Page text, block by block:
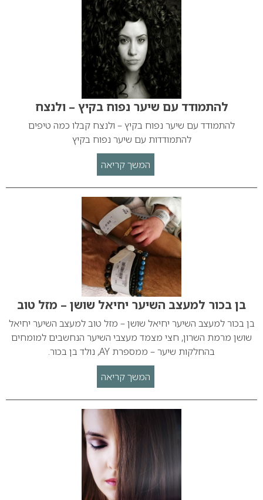
להתמודד עם שיער נפוח בקיץ – ולנצח
להתמודד עם שיער נפוח בקיץ – ולנצח קבלו כמה טיפים
להתמודדות עם שיער נפוח בקיץ
המשך קריאה
בן בכור למעצב השיער יחיאל שושן – מזל טוב
בן בכור למעצב השיער יחיאל שושן – מזל טוב למעצב השיער יחיאל
שושן מרמת השרון, חצי מצמד מעצבי השיער הנחשבים למומחים
בהחלקות שיער – ממספרת AY, נולד בן בכור.
המשך קריאה